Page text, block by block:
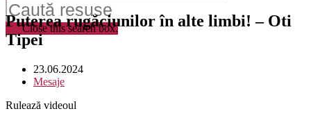
Close this search box.
Puterea rugăciunilor în alte limbi! – Oti
Tipei
23.06.2024
Mesaje
Rulează videoul